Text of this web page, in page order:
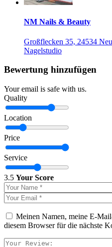
NM Nails & Beauty
Großflecken 35, 24534
Nagelstudio
Bewertung hinzufügen
Your email is safe with us.
Quality
Location
Price
Service
3.5 Your Score
Meinen Namen, meine E-
diesem Browser für die nächste